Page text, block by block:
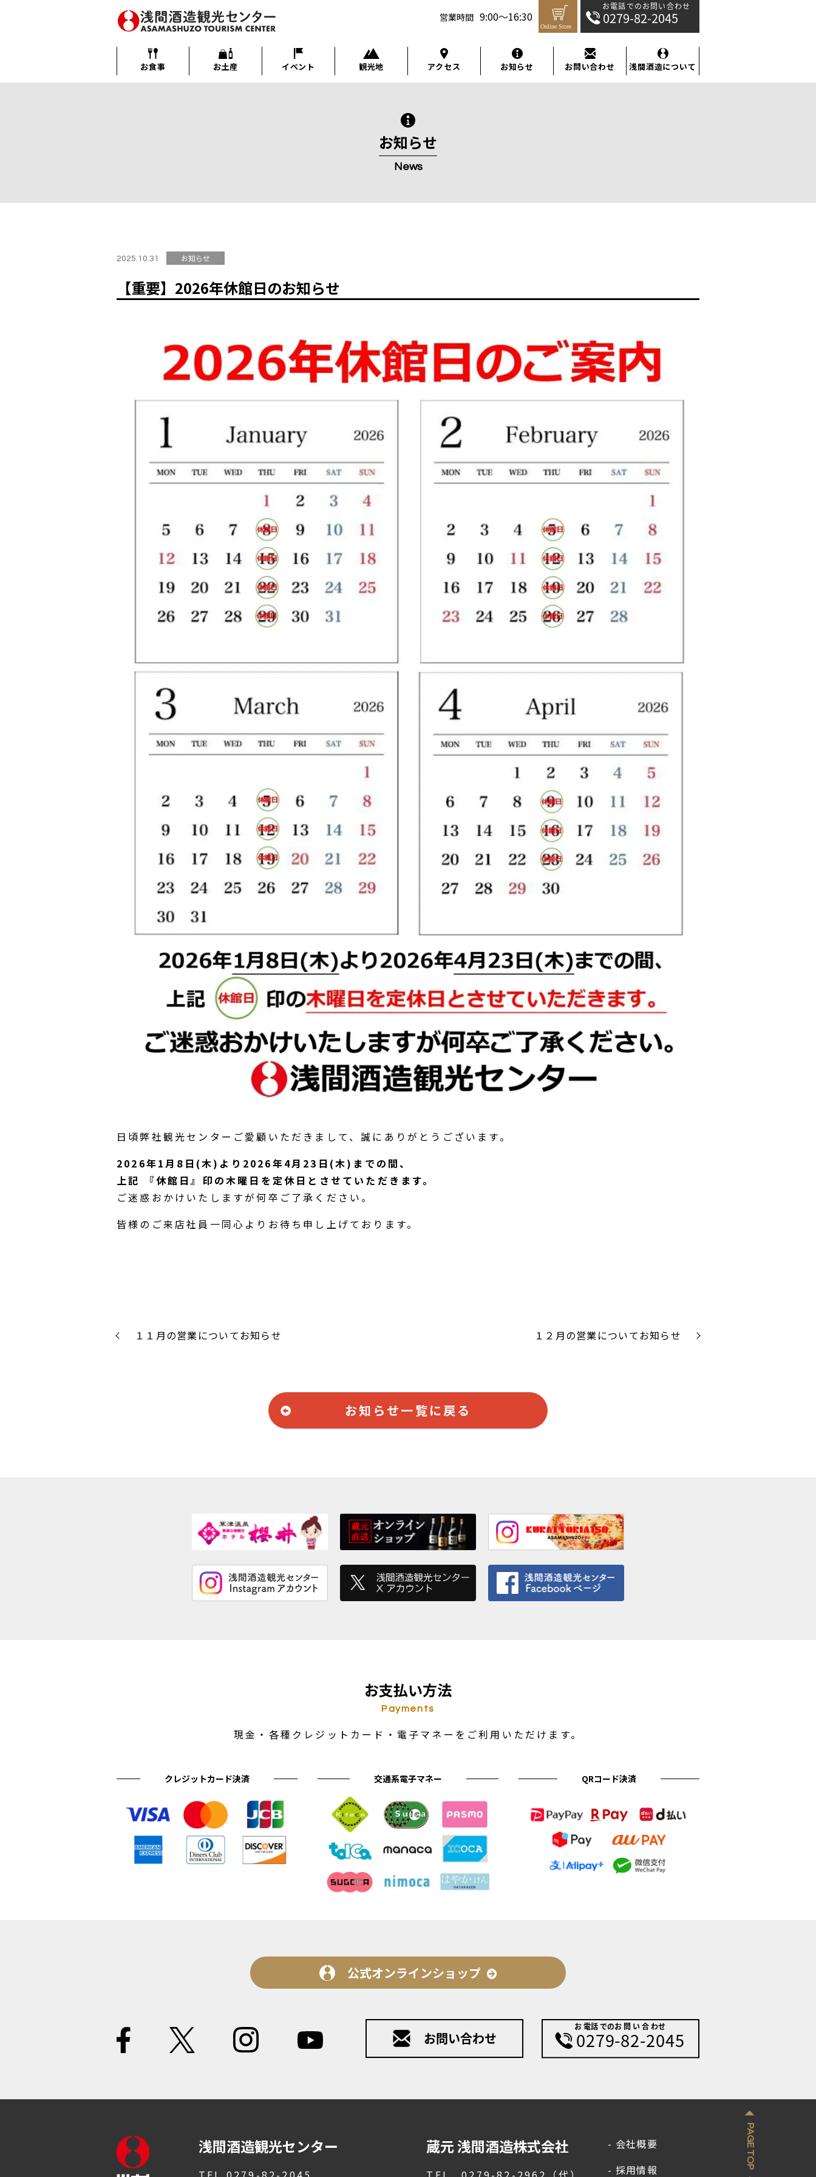
ン
営業時間 9:00～16:30
お食事 お土産 イベント 観光地 アクセス お知らせ お問い合わせ 浅間酒造について
お知らせ
News
2025.10.31 お知らせ
【重要】2026年休館日のお知らせ
日頃弊社観光センターご愛顧いただきまして、誠にありがとうございます。
2026年1月8日(木)より2026年4月23日(木)までの間、
上記 『休館日』印の木曜日を定休日とさせていただきます。
ご迷惑おかけいたしますが何卒ご了承ください。
皆様のご来店社員一同心よりお待ち申し上げております。
１１月の営業についてお知らせ １２月の営業についてお知らせ
お知らせ一覧に戻る
お支払い方法
Payments
現金・各種クレジットカード・電子マネーをご利用いただけます。
クレジットカード決済 交通系電子マネー QRコード決済
公式オンラインショップ
PAGE TOP
浅間酒造観光センター 蔵元 浅間酒造株式会社
会社概要
採用情報